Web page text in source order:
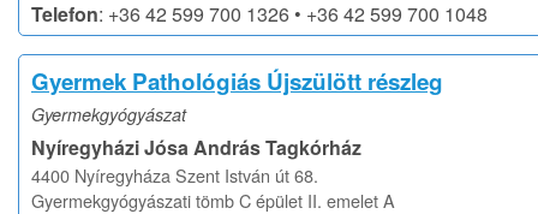
Telefon: +36 42 599 700 1326 • +36 42 599 700 1048
Gyermek Pathológiás Újszülött részleg
Gyermekgyógyászat
Nyíregyházi Jósa András Tagkórház
4400 Nyíregyháza Szent István út 68.
Gyermekgyógyászati tömb C épület II. emelet A